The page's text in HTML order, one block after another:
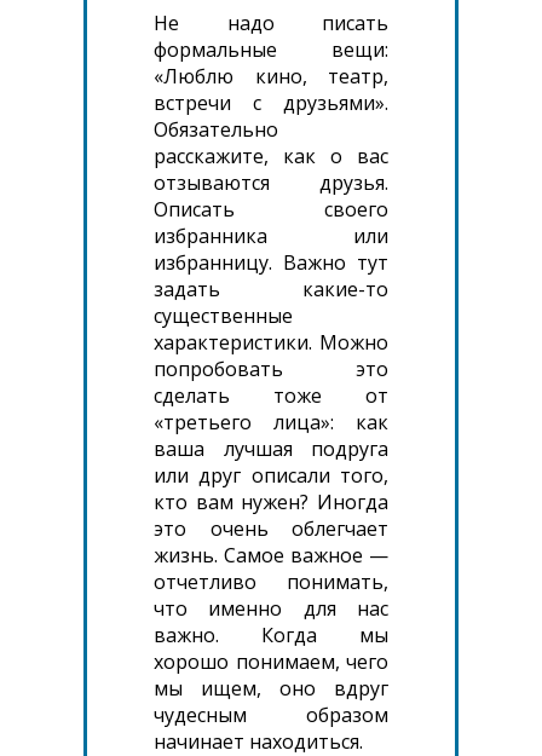
Не надо писать
формальные вещи:
«Люблю кино, театр,
встречи с друзьями».
Обязательно
расскажите, как о вас
отзываются друзья.
Описать своего
избранника или
избранницу. Важно тут
задать какие-то
существенные
характеристики. Можно
попробовать это
сделать тоже от
«третьего лица»: как
ваша лучшая подруга
или друг описали того,
кто вам нужен? Иногда
это очень облегчает
жизнь. Самое важное —
отчетливо понимать,
что именно для нас
важно. Когда мы
хорошо понимаем, чего
мы ищем, оно вдруг
чудесным образом
начинает находиться.